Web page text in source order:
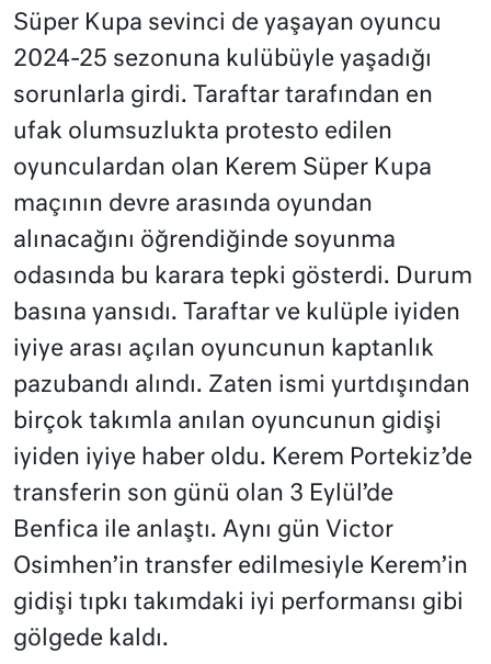
Süper Kupa sevinci de yaşayan oyuncu
2024-25 sezonuna kulübüyle yaşadığı
sorunlarla girdi. Taraftar tarafından en
ufak olumsuzlukta protesto edilen
oyunculardan olan Kerem Süper Kupa
maçının devre arasında oyundan
alınacağını öğrendiğinde soyunma
odasında bu karara tepki gösterdi. Durum
basına yansıdı. Taraftar ve kulüple iyiden
iyiye arası açılan oyuncunun kaptanlık
pazubandı alındı. Zaten ismi yurtdışından
birçok takımla anılan oyuncunun gidişi
iyiden iyiye haber oldu. Kerem Portekiz’de
transferin son günü olan 3 Eylül’de
Benfica ile anlaştı. Aynı gün Victor
Osimhen’in transfer edilmesiyle Kerem’in
gidişi tıpkı takımdaki iyi performansı gibi
gölgede kaldı.